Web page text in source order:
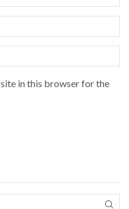
in this browser for the